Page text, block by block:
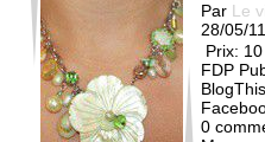
Par Le
28/05/
Prix:
FDP
0